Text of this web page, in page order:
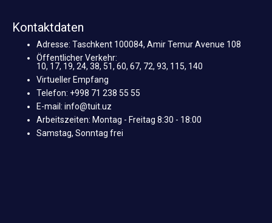
Kontaktdaten
Adresse: Taschkent 100084, Amir Temur Avenue 108
Öffentlicher Verkehr:
10, 17, 19, 24, 38, 51, 60, 67, 72, 93, 115, 140
Virtueller Empfang
Telefon: +998 71 238 55 55
E-mail: info@tuit.uz
Arbeitszeiten: Montag - Freitag 8:30 - 18:00
Samstag, Sonntag frei